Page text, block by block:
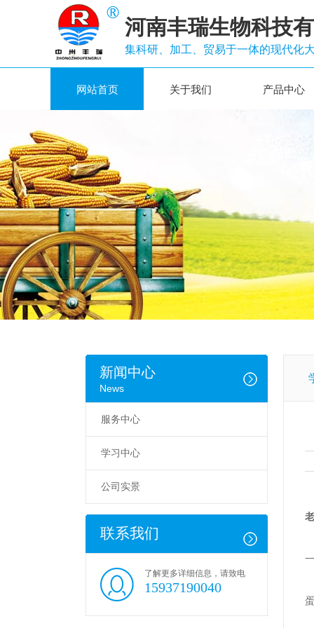
河南丰瑞生物科技
集科研、加工、贸易于一体的现代化
网站首页 关于我们 产品中心
新闻中心
News
服务中心
学习中心
公司实景
联系我们
了解更多详细信息，请致电
15937190040